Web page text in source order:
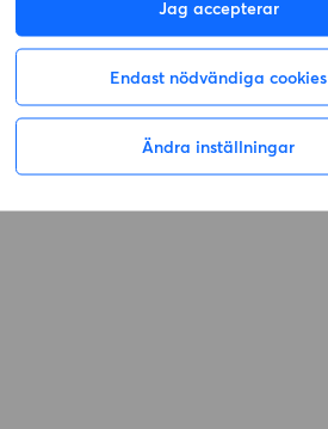
Jag accepterar
Endast nödvändiga cookies
Ändra inställningar